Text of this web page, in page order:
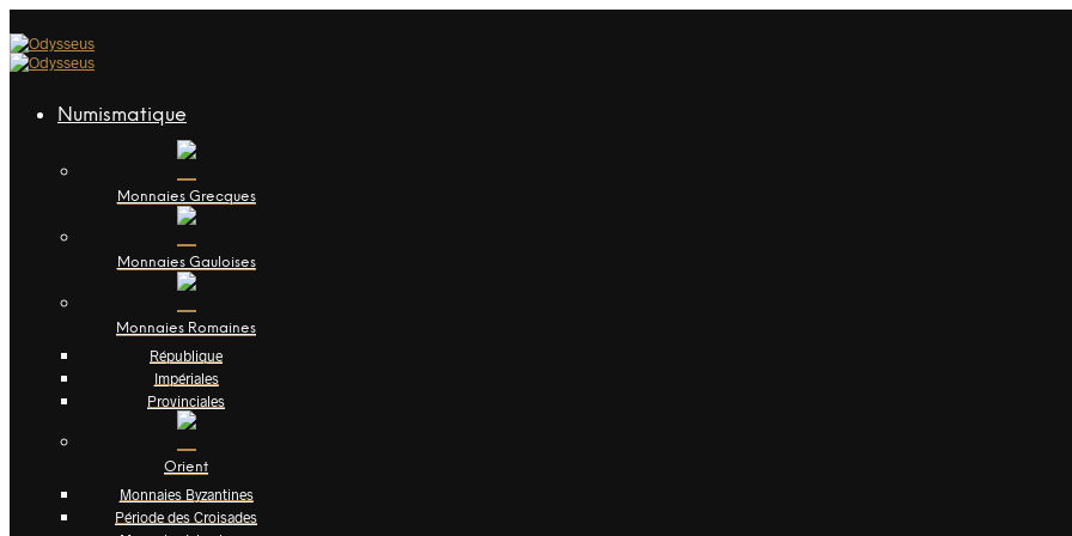
Numismatique
Monnaies Grecques
Monnaies Gauloises
Monnaies Romaines
République
Impériales
Provinciales
Orient
Monnaies Byzantines
Période des Croisades